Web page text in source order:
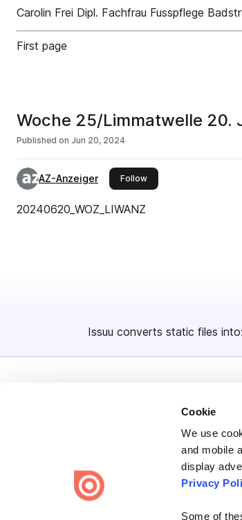
Cookie
We use
and mobile
display
Privacy
Some of
Carolin Frei Dipl. Fachfrau Fusspflege
First page
Woche 25/Limmatwelle 20.
Published on Jun 20, 2024
AZ-Anzeiger Followthis publisher
20240620_WOZ_LIWANZ
Issuu converts static files into:
Create once, share
Issuu turns PDFs and other files into interactive